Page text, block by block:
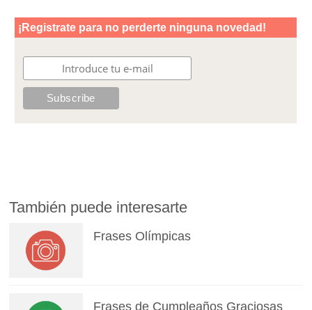
También puede interesarte
Frases Olímpicas
Frases de Cumpleaños Graciosas